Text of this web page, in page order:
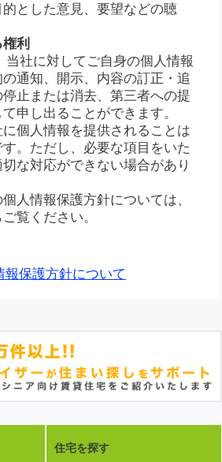
とした意見、要望などの聴
利
当社に対してご自身の個人情報
通知、開示、内容の訂正・追
止または消去、第三者への提
申し出ることができます。
に個人情報を提供されることは
。ただし、必要な項目をいた
な対応ができない場合があり
人情報保護方針については、
覧ください。
報保護方針について
住宅を探す